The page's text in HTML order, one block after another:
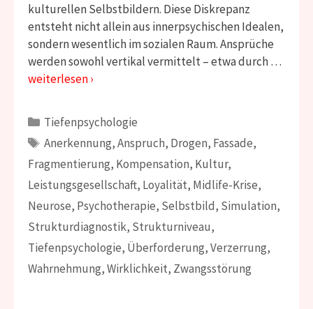
kulturellen Selbstbildern. Diese Diskrepanz
entsteht nicht allein aus innerpsychischen Idealen,
sondern wesentlich im sozialen Raum. Ansprüche
werden sowohl vertikal vermittelt – etwa durch …
weiterlesen ›
Kategorien
Tiefenpsychologie
Schlagwörter
Anerkennung,Anspruch, Drogen, Fassade,
Fragmentierung, Kompensation, Kultur,
Leistungsgesellschaft, Loyalität, Midlife-Krise,
Neurose, Psychotherapie, Selbstbild, Simulation,
Strukturdiagnostik, Strukturniveau,
Tiefenpsychologie, Überforderung,Verzerrung,
Wahrnehmung,Wirklichkeit, Zwangsstörung